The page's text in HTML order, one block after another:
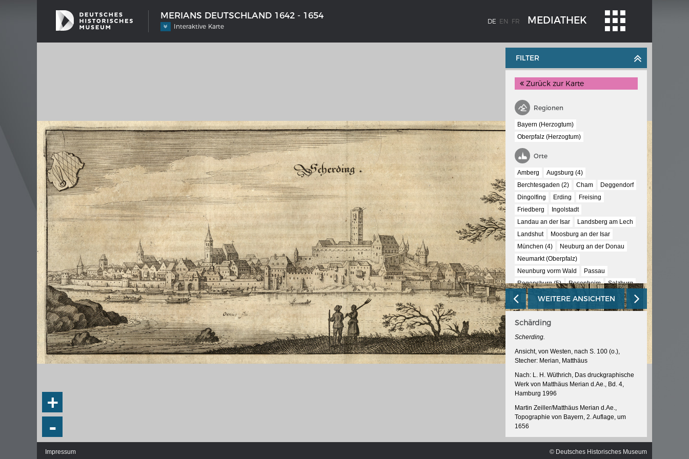
MERIANS DEUTSCHLAND 1642 - 1654
Interaktive Karte
DE EN FR MEDIATHEK
SCHIFFSTYPEN
Entwicklungen im europäischen
Schiffbau
MERIANS DEUTSCHLAND 1642 - 1654
Interaktive Karte
Bildergalerie Topographia Germaniae
Impressum
Wissenswert
DER RHEIN VON BASEL BIS KOBLENZ
Ganz neue Vorstellung des Rheinstroms
1794
Details der historischen Rheinkarte
Deutsch-französische Geschichte am
Rhein
Chronologie der deutsch-französischen
Geschichte
KAISER KARL V.
Karls V.
DIE NATIONALVERSAMMLUNG IN DER
PAULSKIRCHE 1848
Politische Ziele der Fraktionen
WEIMAR: VOM WESEN UND WERT DER
DEMOKRATIE
+
-
FILTER
Zurück zur Karte
Regionen
Bayern (Herzogtum)
Oberpfalz (Herzogtum)
Orte
Amberg
Augsburg (4)
Berchtesgaden (2)
Cham
Deggendorf
Dingolfing
Erding
Freising
Friedberg
Ingolstadt
Landau an der Isar
Landsberg am Lech
Landshut
Moosburg an der Isar
München (4)
Neuburg an der Donau
Neumarkt (Oberpfalz)
Neunburg vorm Wald
Passau
Regensburg (5)
Rosenheim
Salzburg
Schärding
Straubing
Vilshofen
Waldmünchen
Weiden
WEITERE ANSICHTEN
Schärding
Scherding.
Ansicht, von Westen, nach S. 100 (o.),
Stecher: Merian, Matthäus
Nach: L. H. Wüthrich, Das druckgraphische
Werk von Matthäus Merian d.Ae., Bd. 4,
Hamburg 1996
Martin Zeiller/Matthäus Merian d.Ae.,
Topographie von Bayern, 2. Auflage, um
1656
© Deutsches Historisches Museum
Impressum © Deutsches Historisches Museum